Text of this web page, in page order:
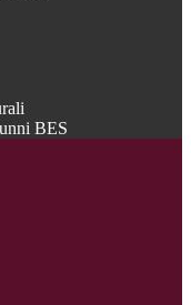
BES